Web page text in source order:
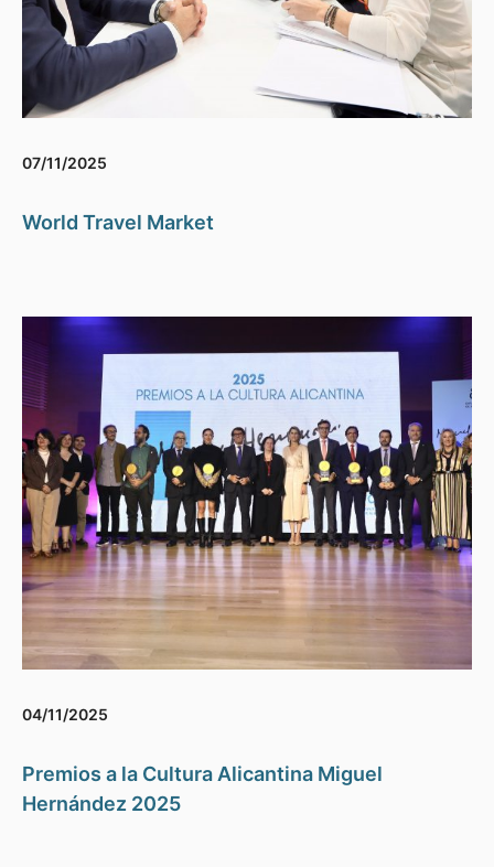
07/11/2025
World Travel Market
04/11/2025
Premios a la Cultura Alicantina Miguel
Hernández 2025